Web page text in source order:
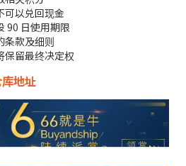
可以兑回现金
90 日使用期限
条款及细则
保留最终决定权
地址